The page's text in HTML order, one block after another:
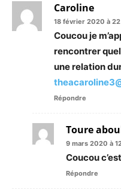
Caroline
18 février 2020 à
Coucou je
rencontrer
une relation
Répondre
Toure
9 mars 2020 à
Coucou
Répondre